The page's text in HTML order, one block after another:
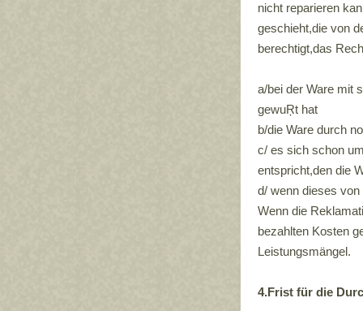
nicht reparieren
geschieht,die von
berechtigt,das
a/bei der Ware mit
gewuŖt hat
b/die Ware durch
c/ es sich schon
entspricht,den die
d/ wenn dieses
Wenn die
bezahlten Kosten
Leistungsmängel.
4.Frist für die